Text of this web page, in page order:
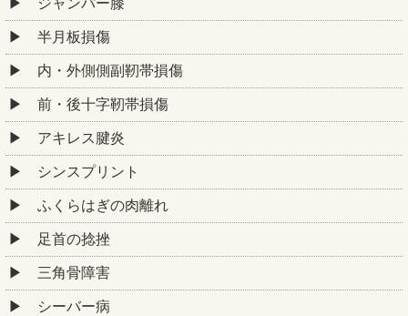
ジャンパー膝
半月板損傷
内・外側側副靭帯損傷
前・後十字靭帯損傷
アキレス腱炎
シンスプリント
ふくらはぎの肉離れ
足首の捻挫
三角骨障害
シーバー病